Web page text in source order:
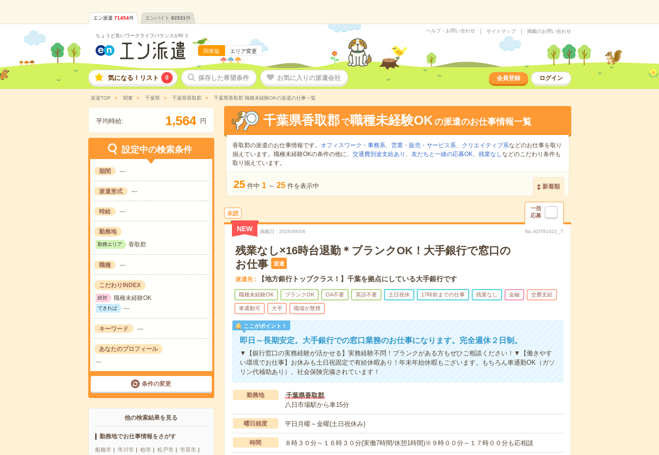
エン派遣 71454件 エンバイト 82531件
ちょうど良いワークライフバランスが叶う
関東版 エリア変更
ヘルプ・お問い合わせ サイトマップ 掲載のお問い合わせ
気になる！リスト 0 保存した希望条件 お気に入りの派遣会社 会員登録 ログイン
派遣TOP 関東 千葉県 千葉県香取郡 千葉県香取郡 職種未経験OKの派遣の仕事一覧
平均時給: 1,564 円
設定中の検索条件
期間 ---
派遣形式 ---
時給 ---
勤務地
勤務エリア 香取郡
職種 ---
こだわりINDEX
絶対 職種未経験OK
できれば ---
キーワード ---
あなたのプロフィール
---
条件の変更
他の検索結果を見る
勤務地でお仕事情報をさがす
船橋市 市川市 柏市 松戸市
市原市
千葉県香取郡 で職種未経験OKの派遣のお仕事情報一覧
香取郡の派遣のお仕事情報です。 オフィスワーク・事務系、 営業・販売・サービス系、 クリエイティブ系などのお仕事を取り
揃えています。職種未経験OKの条件の他に、 交通費別途支給あり 、 友だちと一緒の応募OK、 残業なしなどのこだわり条件も
取り揃えています。
25 件中 1 ～ 25 件を表示中 新着順
未読
一括
応募
NEW 掲載日 2026/08/06 No.ADT91022_T
残業なし×16時台退勤＊ブランクOK！大手銀行で窓口の
お仕事
派遣
派遣先 【地方銀行トップクラス！】千葉を拠点にしている大手銀行です
職種未経験OK ブランクOK OA不要 英語不要 土日祝休 17時前までの仕事 残業なし 金融 交費支給
車通勤可 大手 職場が禁煙
ここがポイント！
即日～長期安定。大手銀行での窓口業務のお仕事になります。完全週休２日制。
▼【銀行窓口の実務経験が活かせる】実務経験不問！ブランクがある方もぜひご相談ください！▼【働きやす
い環境でお仕事】お休みも土日祝固定で有給休暇あり！年末年始休暇もございます。もちろん車通勤OK（ガソ
リン代補助あり）、社会保険完備されています！
勤務地
千葉県香取郡
八日市場駅から車15分
曜日頻度 平日月曜～金曜(土日祝休み)
時間 ８時３０分～１６時３０分(実働7時間/休憩1時間)※９時００分～１７時００分も応相談